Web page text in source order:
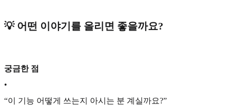
💡 어떤 이야기를 올리면 좋을까요?
궁금한 점
•
“이 기능 어떻게 쓰는지 아시는 분 계실까요?”